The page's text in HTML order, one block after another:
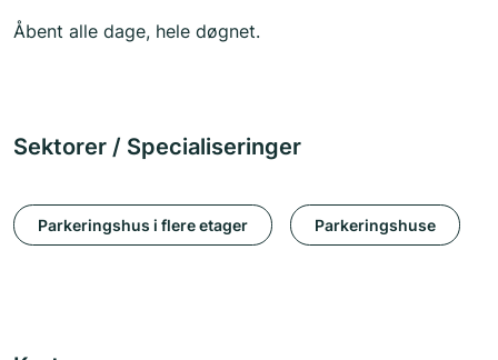
Åbent alle dage, hele døgnet.
Sektorer / Specialiseringer
Parkeringshus i flere etager Parkeringshuse